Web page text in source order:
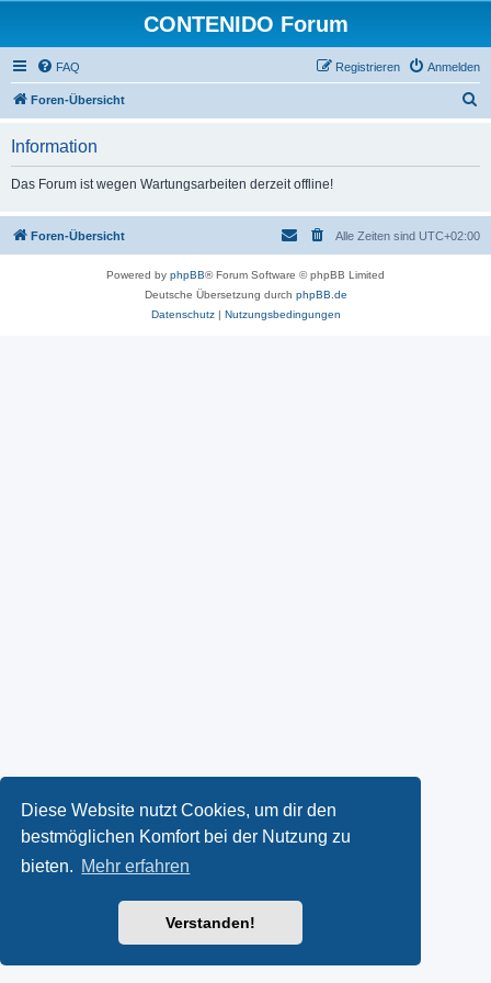
Diese Website nutzt Cookies, um dir den
bestmöglichen Komfort bei der Nutzung zu
bieten. Mehr erfahren
Verstanden!
CONTENIDO Forum
FAQ Anmelden
Registrieren
Foren-Übersicht
Information
Das Forum ist wegen Wartungsarbeiten derzeit offline!
Foren-Übersicht Alle Zeiten sind UTC+02:00
Powered by phpBB® Forum Software © phpBB Limited
Deutsche Übersetzung durch phpBB.de
Datenschutz| Nutzungsbedingungen